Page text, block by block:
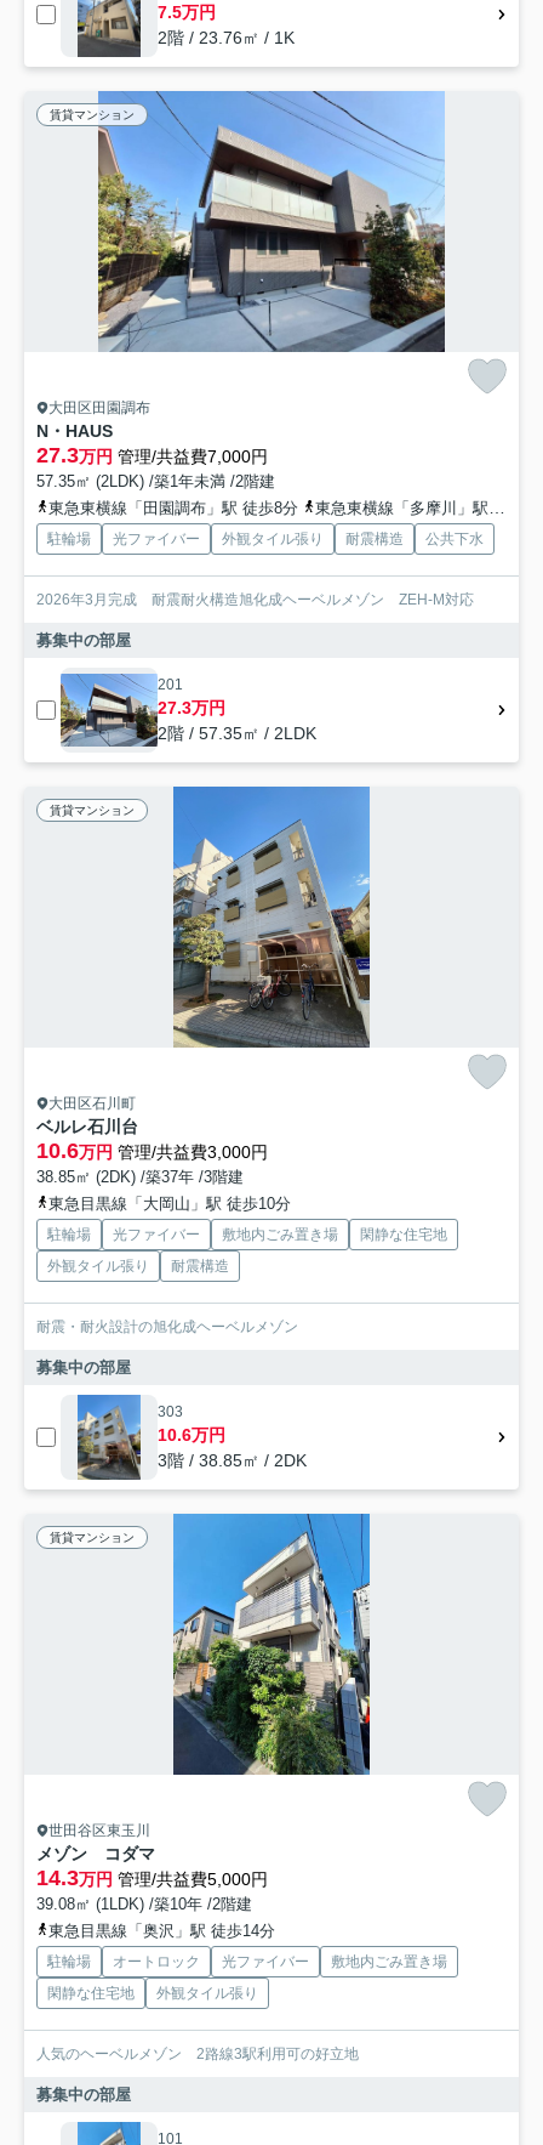
7.5万円
2階 / 23.76㎡ / 1K
賃貸マンション
大田区田園調布
N・HAUS
27.3万円 管理/共益費7,000円
57.35㎡ (2LDK) /築1年未満 /2階建
東急東横線「田園調布」駅 徒歩8分
東急東横線「多摩川」駅 徒歩15分
駐輪場 光ファイバー 外観タイル張り 耐震構造 公共下水
2026年3月完成 耐震耐火構造旭化成ヘーベルメゾン ZEH-M対応
募集中の部屋
201
27.3万円
2階 / 57.35㎡ / 2LDK
賃貸マンション
大田区石川町
ベルレ石川台
10.6万円 管理/共益費3,000円
38.85㎡ (2DK) /築37年 /3階建
東急目黒線「大岡山」駅 徒歩10分
駐輪場 光ファイバー 敷地内ごみ置き場
閑静な住宅地
外観タイル張り
耐震構造
耐震・耐火設計の旭化成ヘーベルメゾン
募集中の部屋
303
10.6万円
3階 / 38.85㎡ / 2DK
賃貸マンション
世田谷区東玉川
メゾン コダマ
14.3万円 管理/共益費5,000円
39.08㎡ (1LDK) /築10年 /2階建
東急目黒線「奥沢」駅 徒歩14分
駐輪場 オートロック 光ファイバー
敷地内ごみ置き場
閑静な住宅地
外観タイル張り
人気のヘーベルメゾン 2路線3駅利用可の好立地
募集中の部屋
101